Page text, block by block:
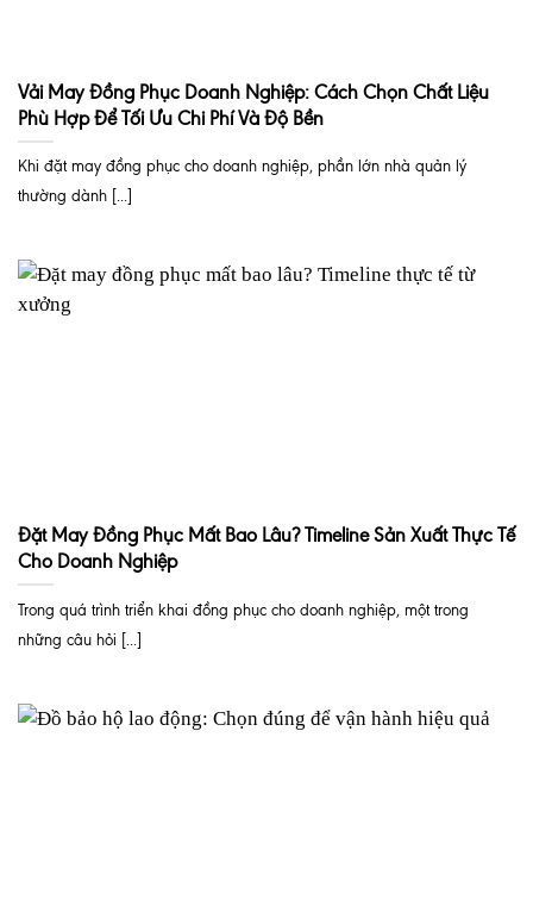
Vải May Đồng Phục Doanh Nghiệp: Cách Chọn Chất Liệu
Phù Hợp Để Tối Ưu Chi Phí Và Độ Bền
Khi đặt may đồng phục cho doanh nghiệp, phần lớn nhà quản lý
thường dành [...]
Đặt May Đồng Phục Mất Bao Lâu? Timeline Sản Xuất Thực Tế
Cho Doanh Nghiệp
Trong quá trình triển khai đồng phục cho doanh nghiệp, một trong
những câu hỏi [...]